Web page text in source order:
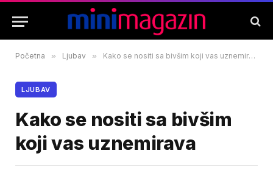
Početna » Ljubav » Kako se nositi sa bivšim koji vas uznemirava
LJUBAV
Kako se nositi sa bivšim
koji vas uznemirava